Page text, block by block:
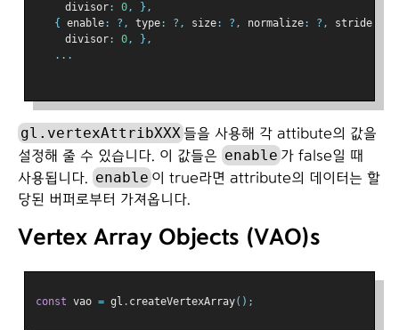
   　divisor
: 0,
},
{
enable: ?, type: ?, size: ?, normalize: ?, stride
   　divisor
: 0,
},
...
gl.vertexAttribXXX들을 사용해 각 attibute의 값을
설정해 줄 수 있습니다. 이 값들은 enable 가 false일 때
사용됩니다. enable 이 true라면 attribute의 데이터는 할
당된 버퍼로부터 가져옵니다.
Vertex Array Objects (VAO)s
const vao = gl . createVertexArray();